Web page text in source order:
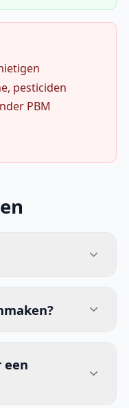
pesticiden
PBM
een